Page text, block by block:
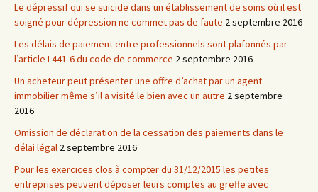
Le dépressif qui se suicide dans un établissement de soins où il est
soigné pour dépression ne commet pas de faute 2 septembre 2016
Les délais de paiement entre professionnels sont plafonnés par
l’article L441-6 du code de commerce 2 septembre 2016
Un acheteur peut présenter une offre d’achat par un agent
immobilier même s’il a visité le bien avec un autre 2 septembre
2016
Omission de déclaration de la cessation des paiements dans le
délai légal 2 septembre 2016
Pour les exercices clos à compter du 31/12/2015 les petites
entreprises peuvent déposer leurs comptes au greffe avec